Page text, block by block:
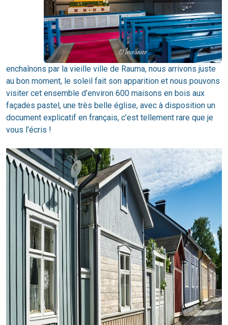
enchaînons par la vieille ville de Rauma, nous arrivons juste
au bon moment, le soleil fait son apparition et nous pouvons
visiter cet ensemble d’environ 600 maisons en bois aux
façades pastel, une très belle église, avec à disposition un
document explicatif en français, c’est tellement rare que je
vous l’écris !